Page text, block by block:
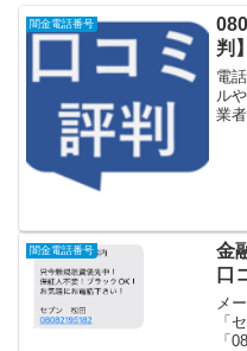
闇金電話番号
判】
電
ル
業
闇金電話番号
金
口
メ
「
「